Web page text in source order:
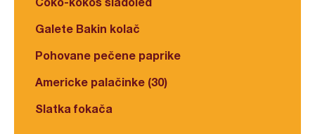
Galete Bakin kolač
Pohovane pečene paprike
Americke palačinke (30)
Slatka fokača